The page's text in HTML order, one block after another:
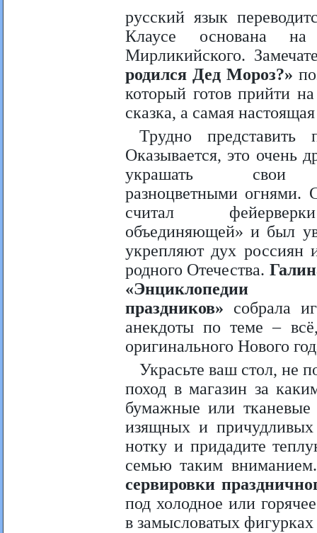
русский язык
Клаусе основана
Мирликийского.
родился Дед Мороз?»
который готов прийти
сказка, а самая
Трудно представить
Оказывается, это очень
украшать свои
разноцветными огнями.
считал
объединяющей» и был
укрепляют дух россиян
родного Отечества.
праздников» собрала
анекдоты по теме –
оригинального Нового
Украсьте ваш стол, не
поход в магазин за
бумажные или
изящных и
нотку и придадите
семью таким
сервировки
под холодное или
в замысловатых